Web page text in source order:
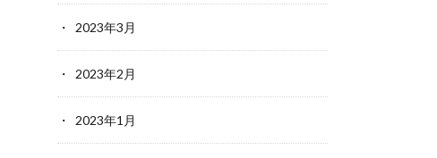
2023年3月
2023年2月
2023年1月